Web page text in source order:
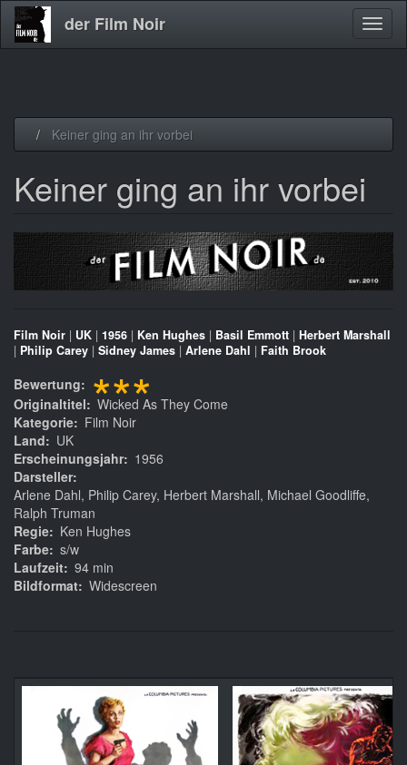
der Film Noir
Keiner ging an ihr vorbei
Keiner ging an ihr vorbei
Film Noir | UK | 1956 | Ken Hughes | Basil Emmott | Herbert Marshall
| Philip Carey | Sidney James | Arlene Dahl | Faith Brook
Bewertung ***
Originaltitel
Wicked As They Come
Kategorie
Film Noir
Land
UK
Erscheinungsjahr
1956
Darsteller
Arlene Dahl, Philip Carey, Herbert Marshall, Michael Goodliffe,
Ralph Truman
Regie
Ken Hughes
Farbe s/w
Laufzeit 94 min
Bildformat Widescreen